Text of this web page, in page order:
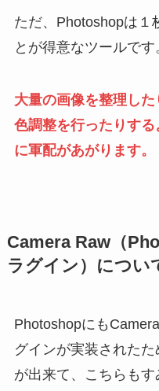
ただ、Photoshopは１
とが得意なツールです
大量の画像を整理し
色調整を行ったりす
に軍配があがります。
Camera Raw（
ラグイン）につい
Photoshopにも
グインが実装された
が出来て、こちらも